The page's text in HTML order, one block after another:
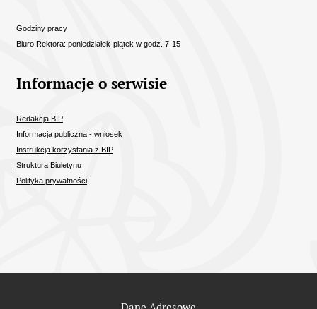
Godziny pracy
Biuro Rektora: poniedziałek-piątek w godz. 7-15
Informacje o serwisie
Redakcja BIP
Informacja publiczna - wniosek
Instrukcja korzystania z BIP
Struktura Biuletynu
Polityka prywatności